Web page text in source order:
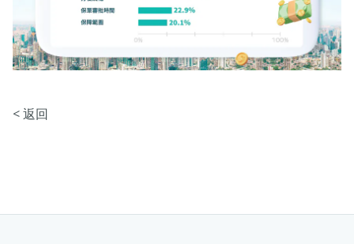
< 返回